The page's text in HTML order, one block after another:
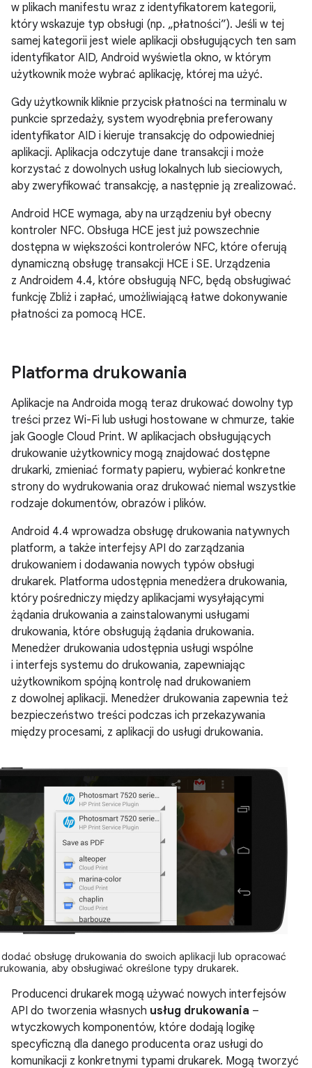
w plikach manifestu wraz z identyfikatorem kategorii,
który wskazuje typ obsługi (np. „płatności”). Jeśli w tej
samej kategorii jest wiele aplikacji obsługujących ten sam
identyfikator AID, Android wyświetla okno, w którym
użytkownik może wybrać aplikację, której ma użyć.
Gdy użytkownik kliknie przycisk płatności na terminalu w
punkcie sprzedaży, system wyodrębnia preferowany
identyfikator AID i kieruje transakcję do odpowiedniej
aplikacji. Aplikacja odczytuje dane transakcji i może
korzystać z dowolnych usług lokalnych lub sieciowych,
aby zweryfikować transakcję, a następnie ją zrealizować.
Android HCE wymaga, aby na urządzeniu był obecny
kontroler NFC. Obsługa HCE jest już powszechnie
dostępna w większości kontrolerów NFC, które oferują
dynamiczną obsługę transakcji HCE i SE. Urządzenia
z Androidem 4.4, które obsługują NFC, będą obsługiwać
funkcję Zbliż i zapłać, umożliwiającą łatwe dokonywanie
płatności za pomocą HCE.
Platforma drukowania
Aplikacje na Androida mogą teraz drukować dowolny typ
treści przez Wi-Fi lub usługi hostowane w chmurze, takie
jak Google Cloud Print. W aplikacjach obsługujących
drukowanie użytkownicy mogą znajdować dostępne
drukarki, zmieniać formaty papieru, wybierać konkretne
strony do wydrukowania oraz drukować niemal wszystkie
rodzaje dokumentów, obrazów i plików.
Android 4.4 wprowadza obsługę drukowania natywnych
platform, a także interfejsy API do zarządzania
drukowaniem i dodawania nowych typów obsługi
drukarek. Platforma udostępnia menedżera drukowania,
który pośredniczy między aplikacjami wysyłającymi
żądania drukowania a zainstalowanymi usługami
drukowania, które obsługują żądania drukowania.
Menedżer drukowania udostępnia usługi wspólne
i interfejs systemu do drukowania, zapewniając
użytkownikom spójną kontrolę nad drukowaniem
z dowolnej aplikacji. Menedżer drukowania zapewnia też
bezpieczeństwo treści podczas ich przekazywania
między procesami, z aplikacji do usługi drukowania.
obsługę drukowania do swoich aplikacji lub opracować
aby obsługiwać określone typy drukarek.
Producenci drukarek mogą używać nowych interfejsów
API do tworzenia własnych usług drukowania –
wtyczkowych komponentów, które dodają logikę
specyficzną dla danego producenta oraz usługi do
komunikacji z konkretnymi typami drukarek. Mogą tworzyć